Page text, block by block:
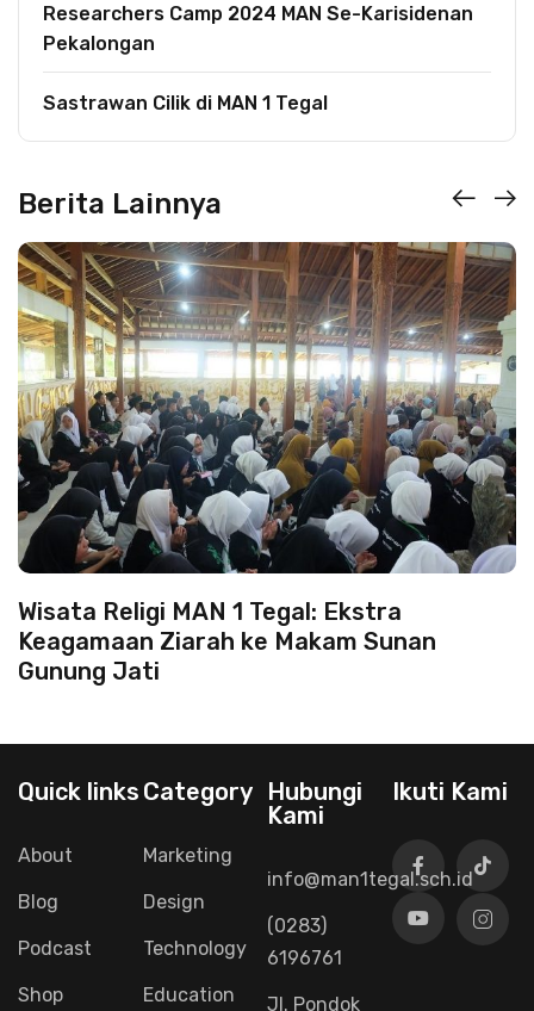
Researchers Camp 2024 MAN Se-Karisidenan
Pekalongan
Sastrawan Cilik di MAN 1 Tegal
Berita Lainnya
Wisata Religi MAN 1 Tegal: Ekstra
Keagamaan Ziarah ke Makam Sunan
Gunung Jati
Quick links
About
Blog
Podcast
Shop
Category
Marketing
Design
Technology
Education
Hubungi
Kami
info@man1tegal.sch.id
(0283)
6196761
Jl. Pondok
Ikuti Kami